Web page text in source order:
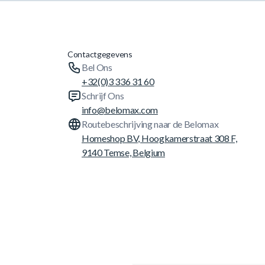
Contactgegevens
Bel Ons
+32(0)3 336 31 60
Schrijf Ons
info@belomax.com
Routebeschrijving naar de Belomax
Homeshop BV, Hoogkamerstraat 308 F,
9140 Temse, Belgium